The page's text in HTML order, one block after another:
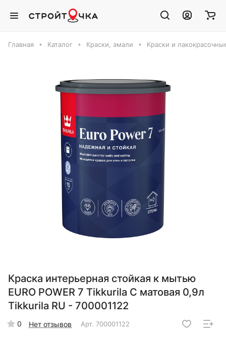
Главная Каталог Краски, эмали Краски и
Краска интерьерная стойкая к мытью
EURO POWER 7 Tikkurila C матовая 0,9л
Tikkurila RU - 700001122
0 Нет отзывов Арт. 700001122